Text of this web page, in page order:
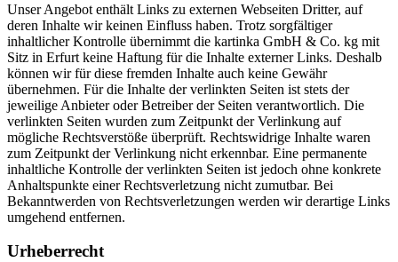
Unser Angebot enthält Links zu externen Webseiten Dritter, auf
deren Inhalte wir keinen Einfluss haben. Trotz sorgfältiger
inhaltlicher Kontrolle übernimmt die kartinka GmbH & Co. kg mit
Sitz in Erfurt keine Haftung für die Inhalte externer Links. Deshalb
können wir für diese fremden Inhalte auch keine Gewähr
übernehmen. Für die Inhalte der verlinkten Seiten ist stets der
jeweilige Anbieter oder Betreiber der Seiten verantwortlich. Die
verlinkten Seiten wurden zum Zeitpunkt der Verlinkung auf
mögliche Rechtsverstöße überprüft. Rechtswidrige Inhalte waren
zum Zeitpunkt der Verlinkung nicht erkennbar. Eine permanente
inhaltliche Kontrolle der verlinkten Seiten ist jedoch ohne konkrete
Anhaltspunkte einer Rechtsverletzung nicht zumutbar. Bei
Bekanntwerden von Rechtsverletzungen werden wir derartige Links
umgehend entfernen.
Urheberrecht